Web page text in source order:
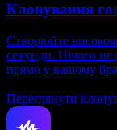
Клонування
Створюйте
секунди. Нічого
прямо у вашому
Переглянути